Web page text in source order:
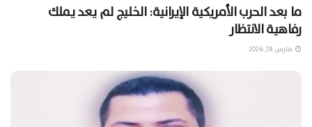
ما بعد الحرب الأمريكية الإيرانية: الخليج لم يعد يملك
رفاهية الانتظار
مارس 18, 2026